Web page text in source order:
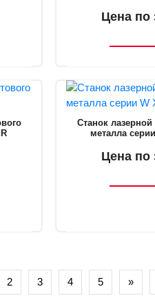
Цена по
Станок лазерной
металла
Цена по
2 3 4 5 »